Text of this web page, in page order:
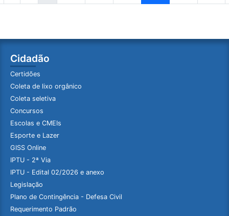
Cidadão
Certidões
Coleta de lixo orgânico
Coleta seletiva
Concursos
Escolas e CMEIs
Esporte e Lazer
GISS Online
IPTU - 2ª Via
IPTU - Edital 02/2026 e anexo
Legislação
Plano de Contingência - Defesa Civil
Requerimento Padrão